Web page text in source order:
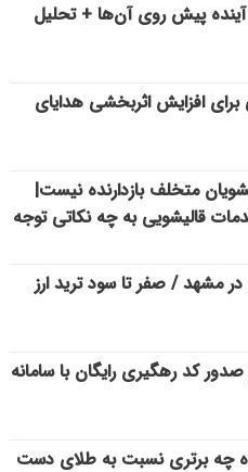
پیش روی آن‌ها + تحلیل
برای افزایش اثربخشی هدایای
متخلف بازدارنده نیست|
قالیشویی به چه نکاتی توجه
مشهد / صفر تا سود ترید ارز
کد رهگیری رایگان با سامانه
چه برتری نسبت به طلای دست